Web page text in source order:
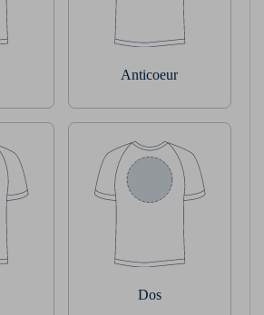
Anticoeur
Dos